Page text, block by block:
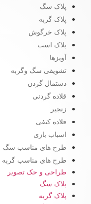
پلاک سگ
پلاک گربه
پلاک خرگوش
پلاک اسب
آویزها
تشویقی سگ وگربه
دستمال گردن
قلاده گردنی
زنجیر
قلاده کتفی
اسباب بازی
طرح های مناسب سگ
طرح های مناسب گربه
طراحی و حک تصویر
پلاک سگ
پلاک گربه